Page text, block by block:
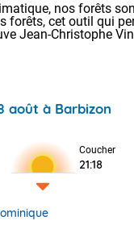
nos forêts
forêts, cet outil qui
Jean-Christophe
août à Barbizon
Coucher
21:18
Voici les
: 22/28 Paris
Clermont-
Lille : 22/29